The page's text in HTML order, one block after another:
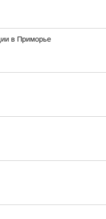
в Приморье